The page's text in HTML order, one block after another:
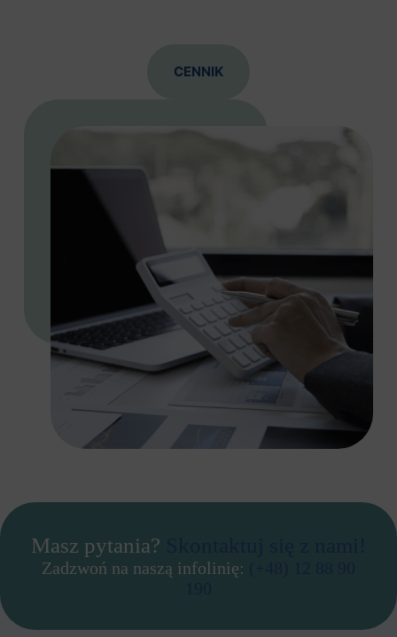
CENNIK
Masz pytania?
Zadzwoń na naszą infolinię: